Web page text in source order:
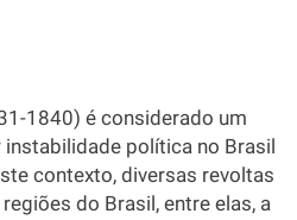
1840) é considerado um
política no Brasil
contexto, diversas revoltas
do Brasil, entre elas, a